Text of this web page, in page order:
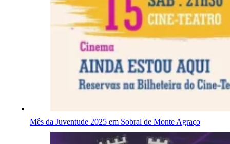
Mês da Juventude 2025 em Sobral de Monte Agraço